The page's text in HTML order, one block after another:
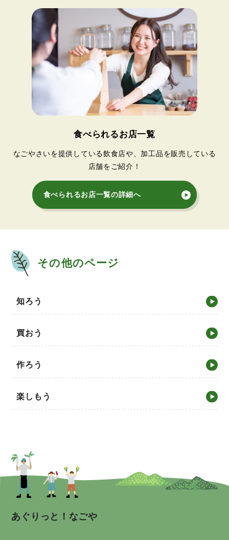
食べられるお店一覧
なごやさいを提供している飲食店や、 加工品を販売している
店舗をご紹介！
食べられるお店一覧の詳細へ
その他のページ
知ろう
買おう
作ろう
楽しもう
あぐりっと！なごや